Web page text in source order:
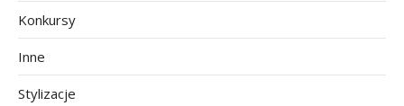
Konkursy
Inne
Stylizacje